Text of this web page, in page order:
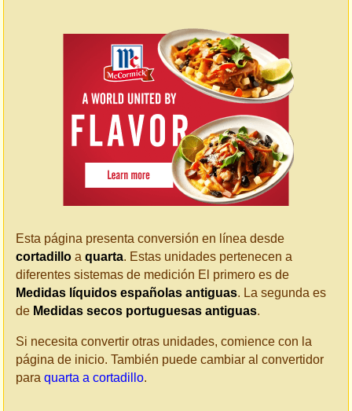
Esta página presenta conversión en línea desde
cortadillo a quarta. Estas unidades pertenecen a
diferentes sistemas de medición El primero es de
Medidas líquidos españolas antiguas. La segunda es
de Medidas secos portuguesas antiguas.
Si necesita convertir otras unidades, comience con la
página de inicio. También puede cambiar al convertidor
para quarta a cortadillo.